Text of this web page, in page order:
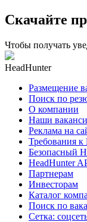
Скачайте
Чтобы получать
HeadHunter
Размещение
Поиск по
О компании
Наши
Реклама на
Требования
Безопасный
HeadHunter
Партнерам
Инвесторам
Каталог
Поиск по
Сетка: